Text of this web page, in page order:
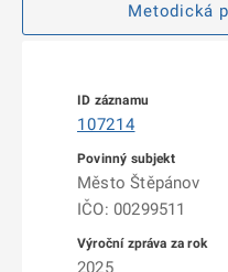
Metodická
107214
Město Štěpánov
IČO: 00299511
2025